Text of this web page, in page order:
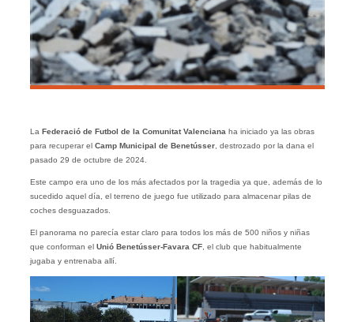
La Federació de Futbol de la Comunitat Valenciana ha iniciado ya las obras
para recuperar el Camp Municipal de Benetússer, destrozado por la dana el
pasado 29 de octubre de 2024.
Este campo era uno de los más afectados por la tragedia ya que, además de lo
sucedido aquel día, el terreno de juego fue utilizado para almacenar pilas de
coches desguazados.
El panorama no parecía estar claro para todos los más de 500 niños y niñas
que conforman el Unió Benetússer-Favara CF, el club que habitualmente
jugaba y entrenaba allí.